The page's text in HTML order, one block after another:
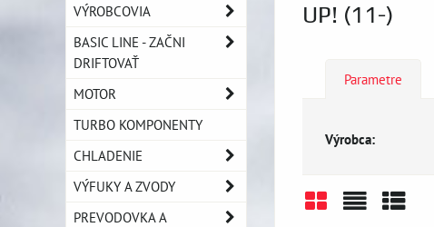
UP! (11-)
Parametre
Výrobca:
VÝROBCOVIA
BASIC LINE - ZAČNI
DRIFTOVAŤ
MOTOR
TURBO KOMPONENTY
CHLADENIE
VÝFUKY A ZVODY
PREVODOVKA A